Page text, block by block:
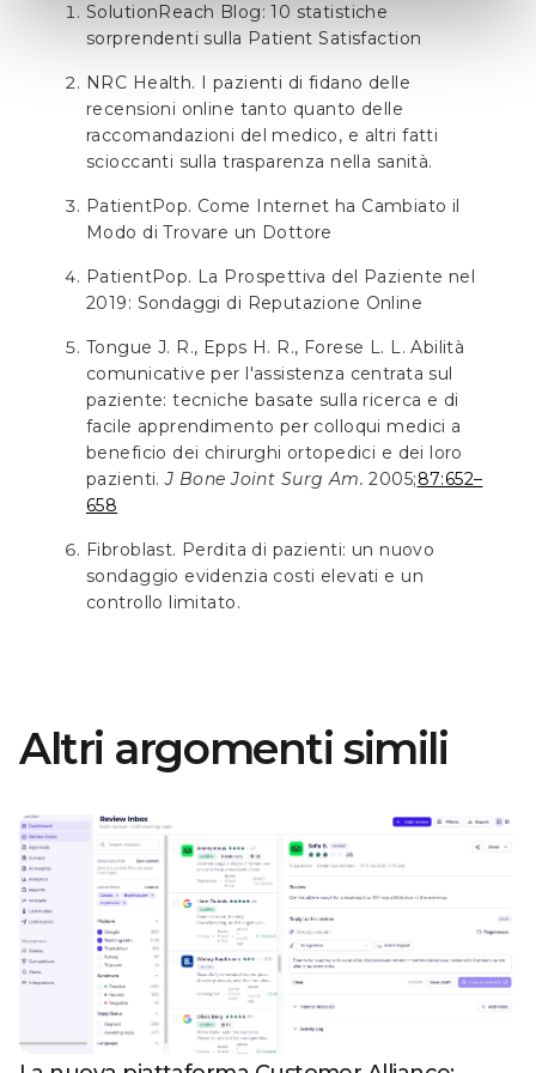
SolutionReach Blog: 10 statistiche
sorprendenti sulla Patient Satisfaction
NRC Health. I pazienti di fidano delle
recensioni online tanto quanto delle
raccomandazioni del medico, e altri fatti
scioccanti sulla trasparenza nella sanità.
PatientPop. Come Internet ha Cambiato il
Modo di Trovare un Dottore
PatientPop. La Prospettiva del Paziente nel
2019: Sondaggi di Reputazione Online
Tongue J. R., Epps H. R., Forese L. L. Abilità
comunicative per l'assistenza centrata sul
paziente: tecniche basate sulla ricerca e di
facile apprendimento per colloqui medici a
beneficio dei chirurghi ortopedici e dei loro
pazienti.J Bone Joint Surg Am.2005;87:652–
658
Fibroblast. Perdita di pazienti: un nuovo
sondaggio evidenzia costi elevati e un
controllo limitato.
Altri argomenti simili